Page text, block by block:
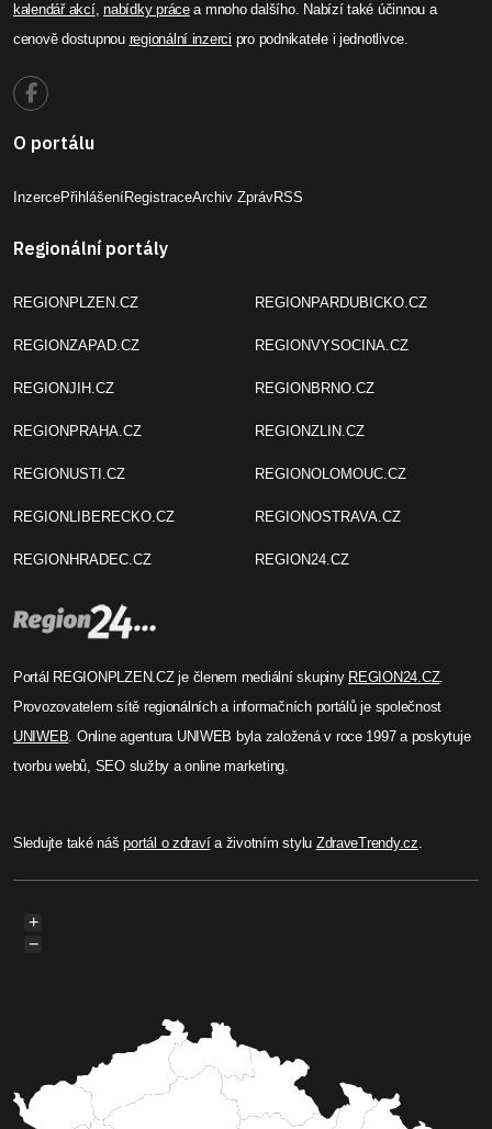
kalendář akcí,nabídky prácea mnoho dalšího. Nabízí také účinnou a
cenově dostupnou regionální inzerci pro podnikatele i jednotlivce.
O portálu
InzercePřihlášeníRegistraceArchiv ZprávRSS
Regionální portály
REGIONPLZEN.CZ
REGIONZAPAD.CZ
REGIONJIH.CZ
REGIONPRAHA.CZ
REGIONUSTI.CZ
REGIONLIBERECKO.CZ
REGIONHRADEC.CZ
REGIONPARDUBICKO.CZ
REGIONVYSOCINA.CZ
REGIONBRNO.CZ
REGIONZLIN.CZ
REGIONOLOMOUC.CZ
REGIONOSTRAVA.CZ
REGION24.CZ
Portál REGIONPLZEN.CZ je členem mediální skupiny REGION24.CZ.
Provozovatelem sítě regionálních a informačních portálů je společnost
UNIWEB. Online agentura UNIWEB byla založená v roce 1997 a poskytuje
tvorbu webů, SEO služby a online marketing.
Sledujte také nášportál o zdravía životním stylu ZdraveTrendy.cz.
+
−